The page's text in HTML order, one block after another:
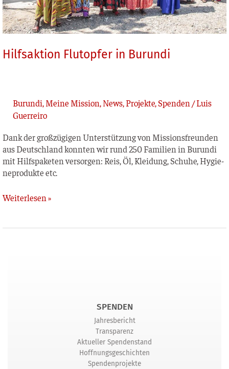
Hilfsaktion Flutopfer in Burundi
Burundi,Meine Mission,News,Projekte,Spenden /Luis
Guerreiro
Dank der groß­zü­gi­gen Unter­stüt­zung von Mis­si­ons­freun­den
aus Deutsch­land konn­ten wir rund 250 Fami­li­en in Burun­di
mit Hilfs­pa­ke­ten ver­sor­gen: Reis, Öl, Klei­dung, Schu­he, Hygie­
ne­pro­duk­te etc.
Weiterlesen »
SPENDEN
Jahresbericht
Transparenz
Aktueller Spendenstand
Hoffnungsgeschichten
Spendenprojekte